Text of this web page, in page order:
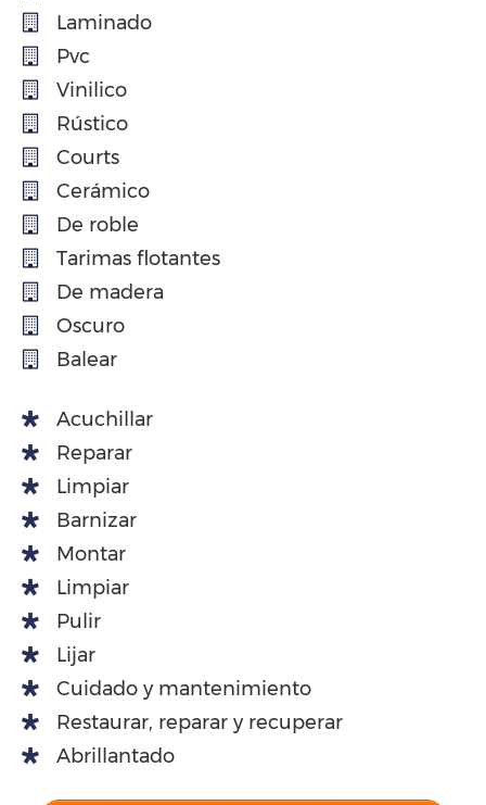
Laminado
Pvc
Vinilico
Rústico
Courts
Cerámico
De roble
Tarimas flotantes
De madera
Oscuro
Balear
Acuchillar
Reparar
Limpiar
Barnizar
Montar
Limpiar
Pulir
Lijar
Cuidado y mantenimiento
Restaurar, reparar y recuperar
Abrillantado